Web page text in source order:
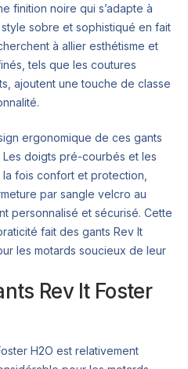
finition noire qui s’adapte à
sobre et sophistiqué en fait
à allier esthétisme et
tels que les coutures
ajoutent une touche de classe
ergonomique de ces gants
Les doigts pré-courbés et les
fois confort et protection,
par sangle velcro au
personnalisé et sécurisé. Cette
fait des gants Rev It
les motards soucieux de leur
Rev It Foster
H2O est relativement